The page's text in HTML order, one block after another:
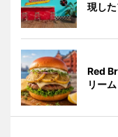
現し
Red
リー